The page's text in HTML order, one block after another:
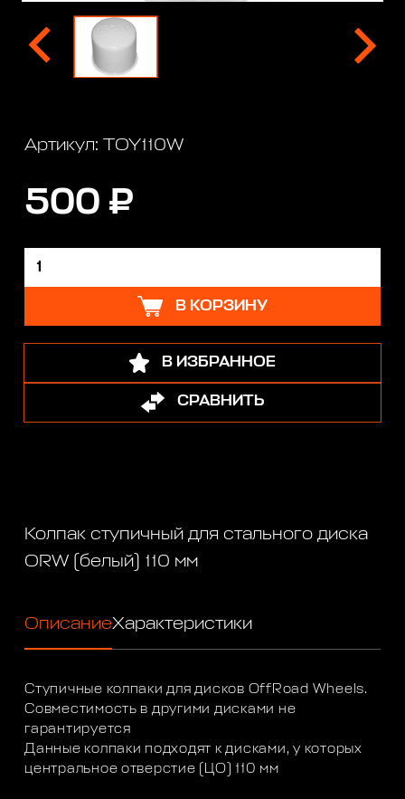
Артикул: TOY110W
500 ₽
В КОРЗИНУ
В ИЗБРАННОЕ
СРАВНИТЬ
Колпак ступичный для стального диска
ORW (белый) 110 мм
ОписаниеХарактеристики
Ступичные колпаки для дисков OffRoad Wheels.
Совместимость в другими дисками не
гарантируется
Данные колпаки подходят к дисками, у которых
центральное отверстие (ЦО) 110 мм